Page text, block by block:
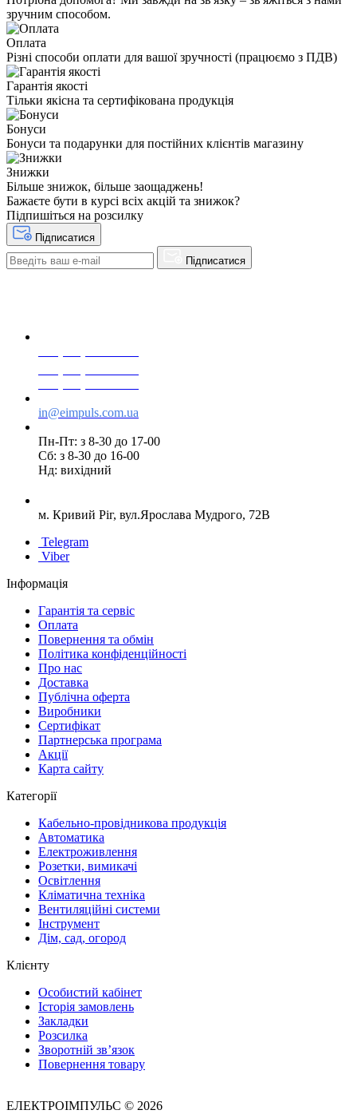
зручним способом.
Оплата
Різні способи оплати для вашої зручності (працюємо з ПДВ)
Гарантія якості
Тільки якісна та сертифікована продукція
Бонуси
Бонуси та подарунки для постійних клієнтів магазину
Знижки
Більше знижок, більше заощаджень!
Бажаєте бути в курсі всіх акцій та знижок?
Підпишіться на розсилку
Підписатися
Підписатися
in@eimpuls.com.ua
Пн-Пт: з 8-30 до 17-00
Сб: з 8-30 до 16-00
Нд: вихідний
м. Кривий Ріг, вул.Ярослава Мудрого, 72В
Telegram
Viber
Інформація
Гарантія та сервіс
Оплата
Повернення та обмін
Політика конфіденційності
Про нас
Доставка
Публічна оферта
Виробники
Сертифікат
Партнерська програма
Акції
Карта сайту
Категорії
Кабельно-провідникова продукція
Автоматика
Електроживлення
Розетки, вимикачі
Освітлення
Кліматична техніка
Вентиляційні системи
Інструмент
Дім, сад, огород
Клієнту
Особистий кабінет
Історія замовлень
Закладки
Розсилка
Зворотній зв’язок
Повернення товару
ЕЛЕКТРОІМПУЛЬС © 2026